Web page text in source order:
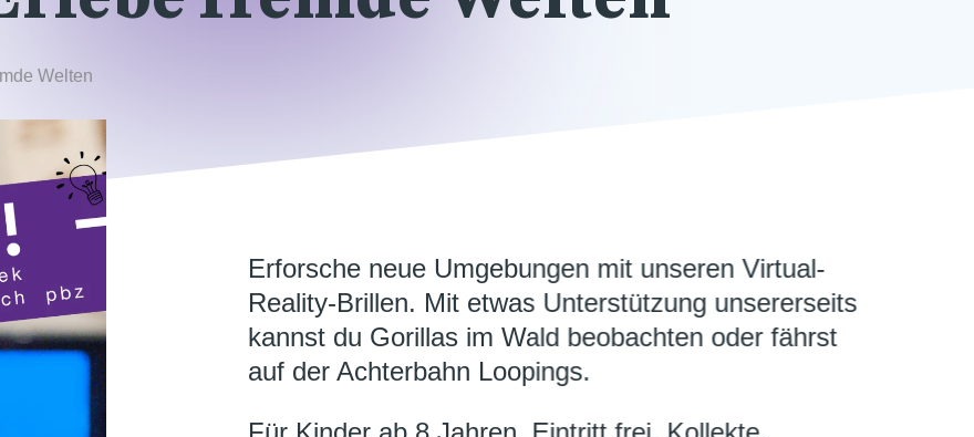
Welten
Erforsche neue Umgebungen mit unseren Virtual-
Reality-Brillen. Mit etwas Unterstützung unsererseits
kannst du Gorillas im Wald beobachten oder fährst
auf der Achterbahn Loopings.